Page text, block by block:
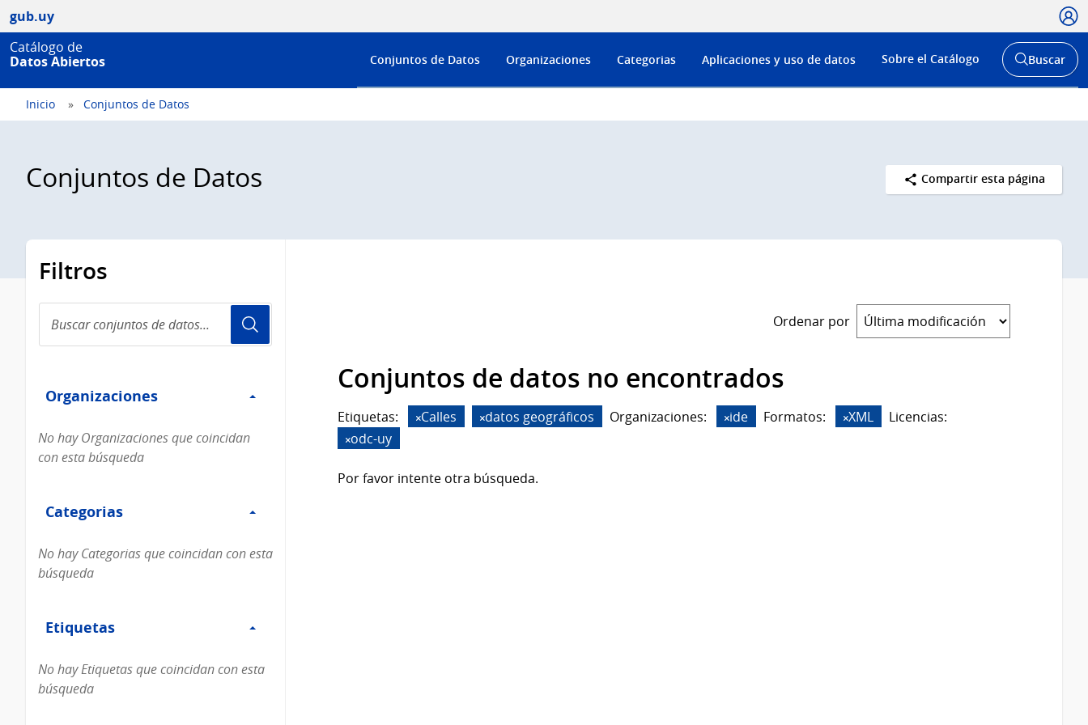
gub.uy
Catálogo de
Datos Abiertos
Menú
de
Conjuntos de Datos Organizaciones Categorias Aplicaciones y uso de datos Sobre el Catálogo
Abrir
buscador
Buscar
Inicio Conjuntos de Datos
Conjuntos de Datos Compartir esta página
Filtros
conjuntos
de
Organizaciones
Organizaciones
No hay Organizaciones que coincidan
con esta búsqueda
Categorias
Categorias
No hay Categorias que coincidan con esta
búsqueda
Etiquetas
Etiquetas
No hay Etiquetas que coincidan con esta
búsqueda
Ordenar por
Conjuntos de datos no encontrados
Etiquetas: Calles datos geográficos Organizaciones: ide Formatos: XML
Licencias:
odc-uy
Por favor intente otra búsqueda.